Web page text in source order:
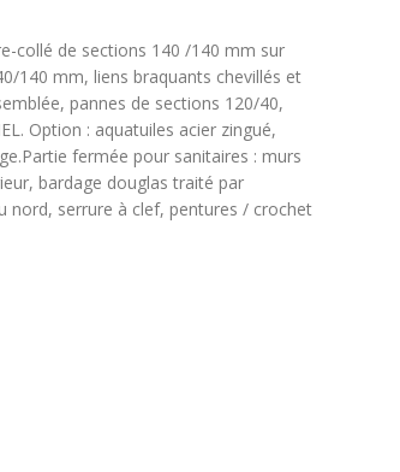
collé de sections 140 /140 mm sur
140 mm, liens braquants chevillés et
pannes de sections 120/40,
Option : aquatuiles acier zingué,
fermée pour sanitaires : murs
bardage douglas traité par
nord, serrure à clef, pentures / crochet